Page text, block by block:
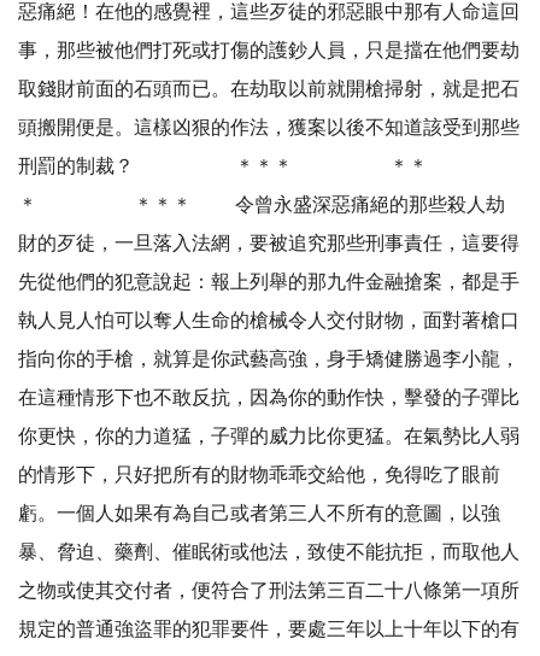
惡痛絕！在他的感覺裡，這些歹徒的邪惡眼中那有人命這回
事，那些被他們打死或打傷的護鈔人員，只是擋在他們要劫
取錢財前面的石頭而已。在劫取以前就開槍掃射，就是把石
頭搬開便是。這樣凶狠的作法，獲案以後不知道該受到那些
刑罰的制裁？ ＊＊＊ ＊＊
＊ ＊＊＊ 令曾永盛深惡痛絕的那些殺人劫
財的歹徒，一旦落入法網，要被追究那些刑事責任，這要得
先從他們的犯意說起：報上列舉的那九件金融搶案，都是手
執人見人怕可以奪人生命的槍械令人交付財物，面對著槍口
指向你的手槍，就算是你武藝高強，身手矯健勝過李小龍，
在這種情形下也不敢反抗，因為你的動作快，擊發的子彈比
你更快，你的力道猛，子彈的威力比你更猛。在氣勢比人弱
的情形下，只好把所有的財物乖乖交給他，免得吃了眼前
虧。一個人如果有為自己或者第三人不所有的意圖，以強
暴、脅迫、藥劑、催眠術或他法，致使不能抗拒，而取他人
之物或使其交付者，便符合了刑法第三百二十八條第一項所
規定的普通強盜罪的犯罪要件，要處三年以上十年以下的有